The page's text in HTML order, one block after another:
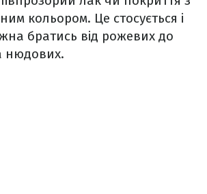
кольором. Це стосується і
братись від рожевих до
нюдових.